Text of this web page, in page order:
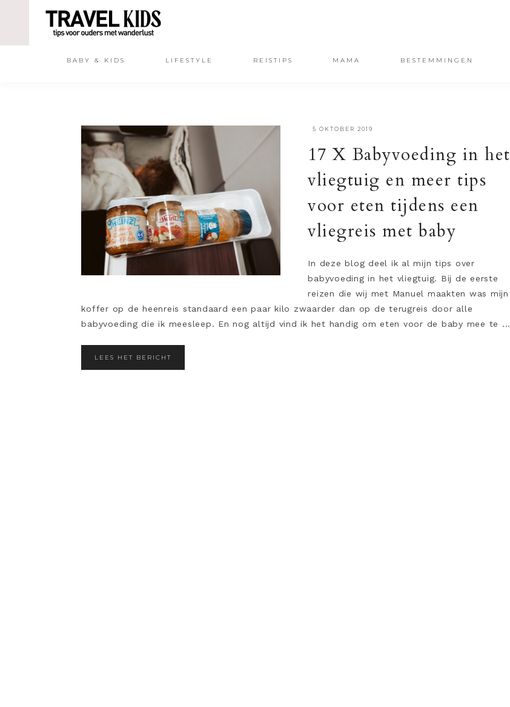
BABY & KIDS LIFESTYLE REISTIPS MAMA BESTEMMINGEN
·5 OKTOBER 2019
17 X Babyvoeding in het
vliegtuig en meer tips
voor eten tijdens een
vliegreis met baby
In deze blog deel ik al mijn tips over
babyvoeding in het vliegtuig. Bij de eerste
reizen die wij met Manuel maakten was mijn
koffer op de heenreis standaard een paar kilo zwaarder dan op de terugreis door alle
babyvoeding die ik meesleep. En nog altijd vind ik het handig om eten voor de baby mee te ...
LEES HET BERICHT